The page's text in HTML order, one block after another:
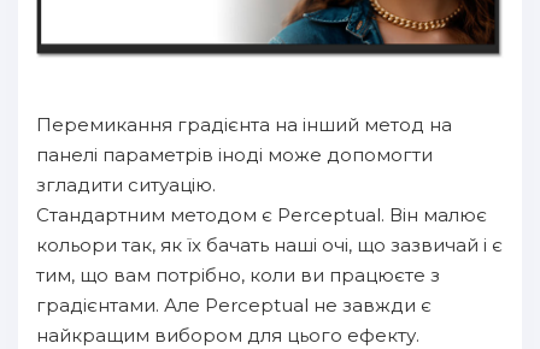
Перемикання градієнта на інший метод на
панелі параметрів іноді може допомогти
згладити ситуацію.
Стандартним методом є Perceptual. Він малює
кольори так, як їх бачать наші очі, що зазвичай і є
тим, що вам потрібно, коли ви працюєте з
градієнтами. Але Perceptual не завжди є
найкращим вибором для цього ефекту.